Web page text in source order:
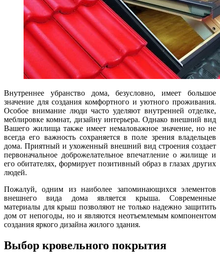
­Внутреннее убранство дома, безусловно, имеет большое
значение для создания комфортного и уютного проживания.
Особое внимание люди часто уделяют внутренней отделке,
меблировке комнат, дизайну интерьера. Однако внешний вид
Вашего жилища также имеет немаловажное значение, но не
всегда его важность сохраняется в поле зрения владельцев
дома. Приятный и ухоженный внешний вид строения создает
первоначальное доброжелательное впечатление о жилище и
его обитателях, формирует позитивный образ в глазах других
людей.
Пожалуй, одним из наиболее запоминающихся элементов
внешнего вида дома является крыша. Современные
материалы для крыш позволяют не только надежно защитить
дом от непогоды, но и являются неотъемлемым компонентом
создания яркого дизайна жилого здания.
Выбор кровельного покрытия